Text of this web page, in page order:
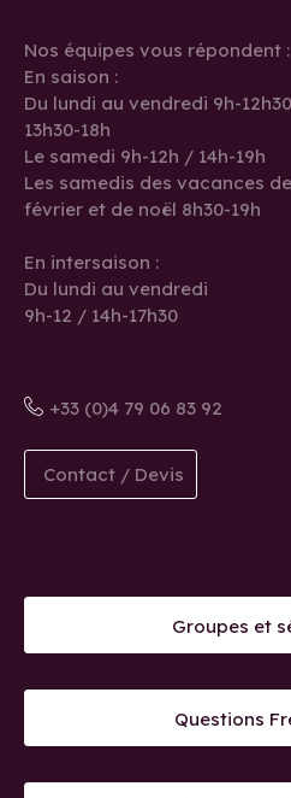
Nos équipes vous répondent :
En saison :
Du lundi au vendredi 9h-
13h30-18h
Le samedi 9h-12h / 14h-19h
Les samedis des vacances de
février et de noël 8h30-19h
En intersaison :
Du lundi au vendredi
9h-12 / 14h-17h30
+33 (0)4 79 06 83 92
Contact / Devis
Groupes et
Questions